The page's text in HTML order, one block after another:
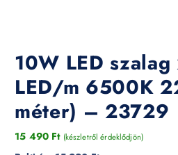
10W LED
LED/m 6500K
méter) – 23729
15 490 Ft (készletről érdeklődjön)